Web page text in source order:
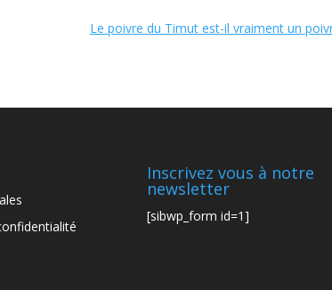
Le poivre du Timut est-il vraiment un
Inscrivez vous à notre
newsletter
[sibwp_form id=1]